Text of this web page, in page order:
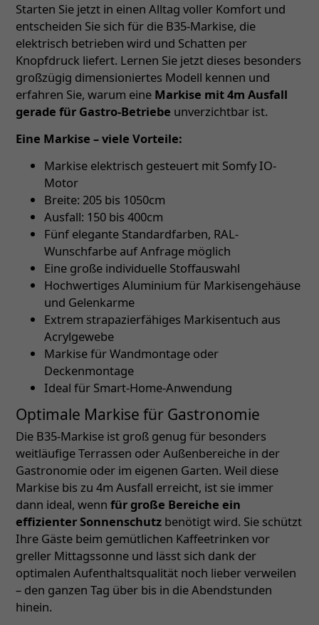
Starten Sie jetzt in einen Alltag voller Komfort und
entscheiden Sie sich für die B35-Markise, die
elektrisch betrieben wird und Schatten per
Knopfdruck liefert. Lernen Sie jetzt dieses besonders
großzügig dimensioniertes Modell kennen und
erfahren Sie, warum eine Markise mit 4m Ausfall
gerade für Gastro-Betriebe unverzichtbar ist.
Eine Markise – viele Vorteile:
Markise elektrisch gesteuert mit Somfy IO-
Motor
Breite: 205 bis 1050cm
Ausfall: 150 bis 400cm
Fünf elegante Standardfarben, RAL-
Wunschfarbe auf Anfrage möglich
Eine große individuelle Stoffauswahl
Hochwertiges Aluminium für Markisengehäuse
und Gelenkarme
Extrem strapazierfähiges Markisentuch aus
Acrylgewebe
Markise für Wandmontage oder
Deckenmontage
Ideal für Smart-Home-Anwendung
Optimale Markise für Gastronomie
Die B35-Markise ist groß genug für besonders
weitläufige Terrassen oder Außenbereiche in der
Gastronomie oder im eigenen Garten. Weil diese
Markise bis zu 4m Ausfall erreicht, ist sie immer
dann ideal, wenn für große Bereiche ein
effizienter Sonnenschutz benötigt wird. Sie schützt
Ihre Gäste beim gemütlichen Kaffeetrinken vor
greller Mittagssonne und lässt sich dank der
optimalen Aufenthaltsqualität noch lieber verweilen
– den ganzen Tag über bis in die Abendstunden
hinein.